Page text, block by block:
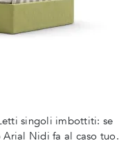
singoli imbottiti: se
Nidi fa al caso tuo.